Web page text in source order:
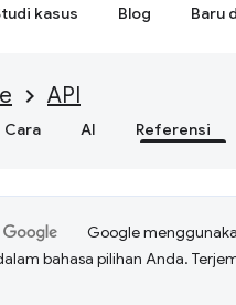
kasus Blog Baru
API
Cara AI Referensi
Google
bahasa pilihan Anda.